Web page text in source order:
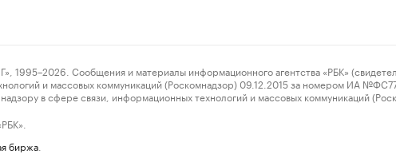
Сообщения и материалы информационного агентства «РБК»
и массовых коммуникаций (Роскомнадзор) 09.12.2015 за номером ИА
в сфере связи, информационных технологий и массовых коммуникаций
биржа